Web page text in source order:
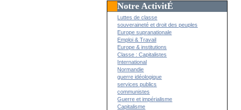
Notre ActivitÉ
Luttes de classe
souveraineté et droit des peuples
Europe supranationale
Emploi & Travail
Europe & institutions
Classe : Capitalistes
International
Normandie
guerre idéologique
services publics
communistes
Guerre et impérialisme
Capitalisme